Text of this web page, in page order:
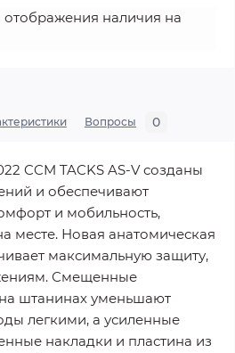
наличия на
Вопросы 0
CCM TACKS AS-V созданы
и обеспечивают
и мобильность,
месте. Новая анатомическая
максимальную защиту,
Смещенные
штанинах уменьшают
легкими, а усиленные
накладки и пластина из